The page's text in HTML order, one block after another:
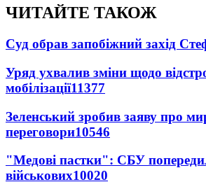
ЧИТАЙТЕ ТАКОЖ
Суд обрав запобіжний захід
Уряд ухвалив зміни щодо
мобілізації11377
Зеленський зробив заяву про
переговори10546
"Медові пастки": СБУ
військових10020